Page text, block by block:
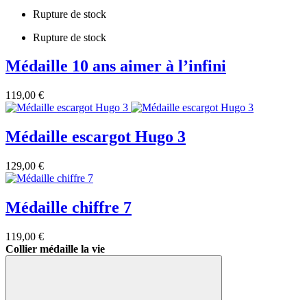
Rupture de stock
Rupture de stock
Médaille 10 ans aimer à l’infini
119,00 €
Médaille escargot Hugo 3
129,00 €
Médaille chiffre 7
119,00 €
Collier médaille la vie